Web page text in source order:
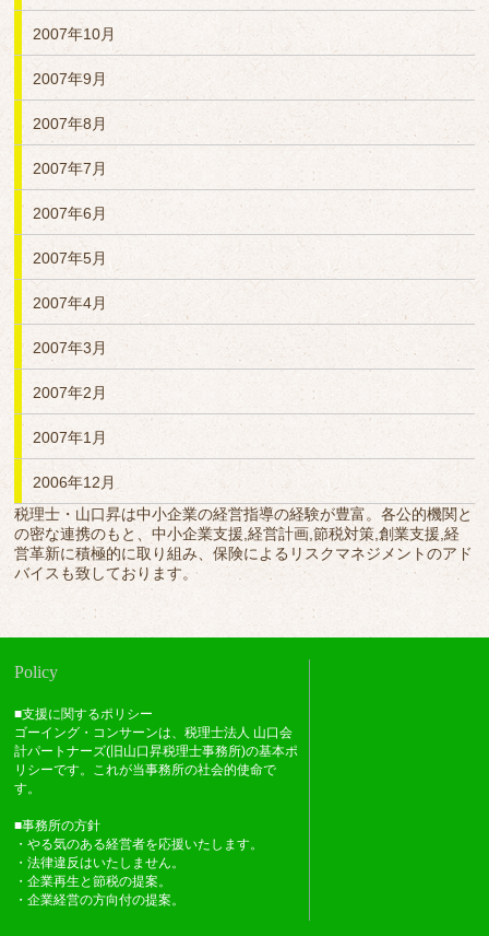
2007年10月
2007年9月
2007年8月
2007年7月
2007年6月
2007年5月
2007年4月
2007年3月
2007年2月
2007年1月
2006年12月
税理士・山口昇は中小企業の経営指導の経験が豊富。各公的機関と
の密な連携のもと、中小企業支援,経営計画,節税対策,創業支援,経
営革新に積極的に取り組み、保険によるリスクマネジメントのアド
バイスも致しております。
Policy
■支援に関するポリシー
ゴーイング・コンサーンは、税理士法人 山口会
計パートナーズ(旧山口昇税理士事務所)の基本ポ
リシーです。これが当事務所の社会的使命で
す。
■事務所の方針
・やる気のある経営者を応援いたします。
・法律違反はいたしません。
・企業再生と節税の提案。
・企業経営の方向付の提案。